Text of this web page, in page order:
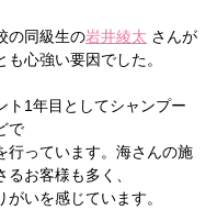
の同級生の岩井綾太 さんが
心強い要因でした。
ト1年目としてシャンプー
で
行っています。海さんの施
お客様も多く、
いを感じています。